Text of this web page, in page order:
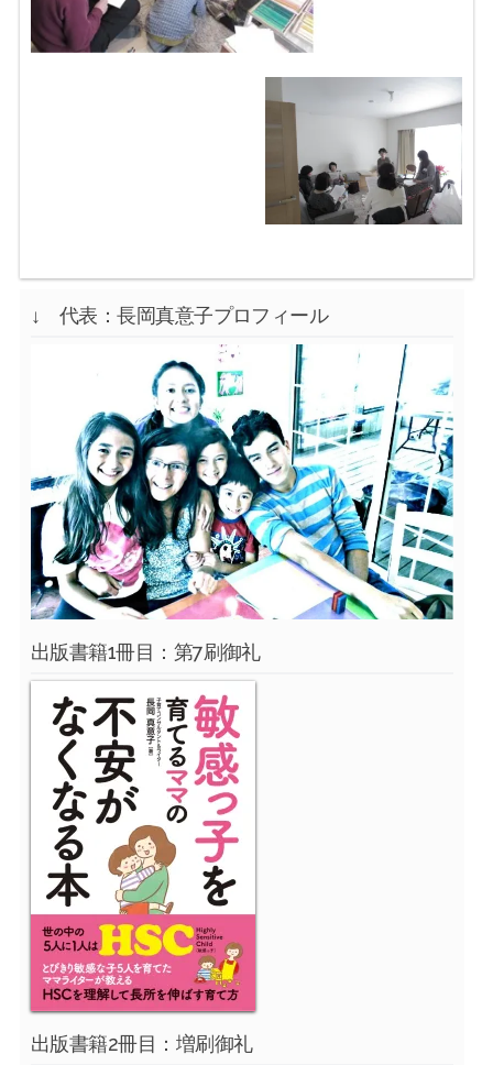
↓ 代表：長岡真意子プロフィール
出版書籍1冊目：第7刷御礼
出版書籍2冊目：増刷御礼